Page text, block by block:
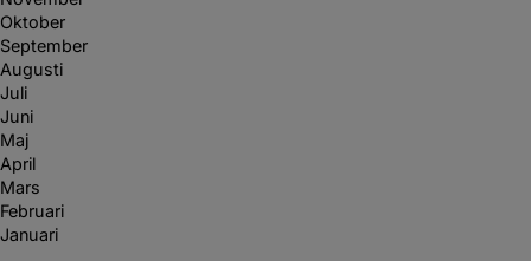
Oktober
September
Augusti
Juli
Juni
Maj
April
Mars
Februari
Januari